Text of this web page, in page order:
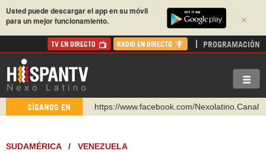
×
Usted puede descargar el app en su móvil
para un mejor funcionamiento.
TV EN DIRECTO RADIO EN DIRECTO PROGRAMACIÓN
SÍGANOS EN
https://www.facebook.com/Nexolatino.Canal
http://twitter.com/nexo_latino
SUDAMÉRICA/ VENEZUELA